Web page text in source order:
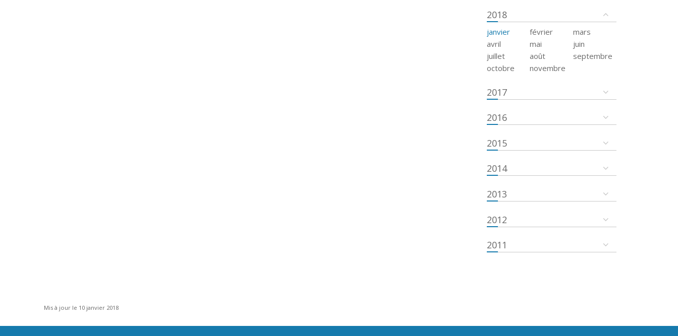
2018
janvier février
mars
avril
mai
juin
juillet
août
septembre
octobre
novembre
2017
2016
2015
2014
2013
2012
2011
Mis à jour le 10 janvier 2018